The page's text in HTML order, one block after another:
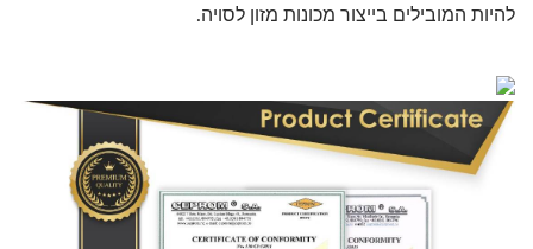
להיות המובילים בייצור מכונות מזון לסויה.